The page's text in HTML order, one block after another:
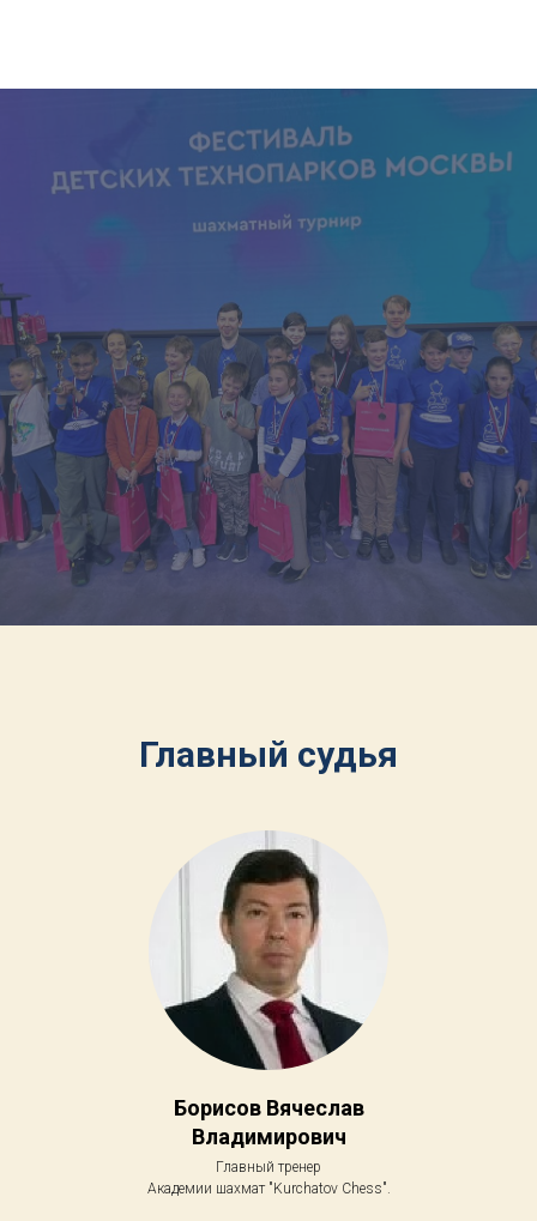
Главный судья
Борисов Вячеслав
Владимирович
Главный тренер
Академии шахмат "Kurchatov Chess".